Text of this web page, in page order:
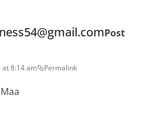
Post
at 8:14 am Permalink